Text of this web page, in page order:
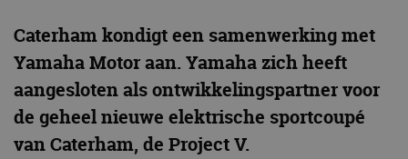
Caterham kondigt een samenwerking met
Yamaha Motor aan. Yamaha zich heeft
aangesloten als ontwikkelingspartner voor
de geheel nieuwe elektrische sportcoupé
van Caterham, de Project V.